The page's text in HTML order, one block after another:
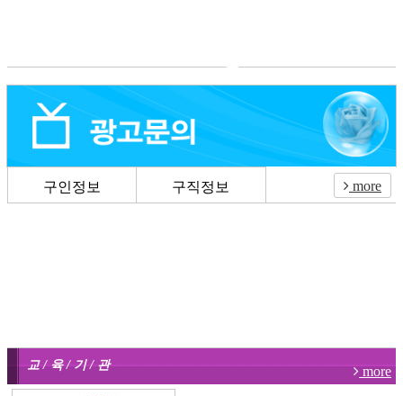
구인정보 구직정보 more
교 / 육 / 기 / 관 more